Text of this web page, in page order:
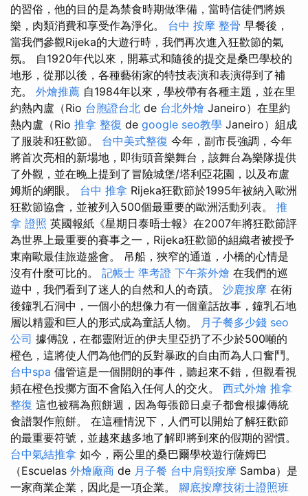
的習俗，他的目的是為禁食時期做準備，當時信徒們將娛
樂，肉類消費和享受作為淨化。 台中 按摩 整骨 早餐後，
當我們參觀Rijeka的大遊行時，我們再次進入狂歡節的氣
氛。 自1920年代以來，開幕式和隨後的提交是桑巴學校的
地形，從那以後，各種藝術家的特技表演和表演得到了補
充。 外燴推薦 自1984年以來，學校帶有各種主題，並在里
約熱內盧（Rio 台胞證台北 de 台北外燴 Janeiro）在里約
熱內盧（Rio 推拿 整復 de google seo教學 Janeiro）組成
了服裝和狂歡節。 台中美式整復 今年，副市長強調，今年
將首次亮相的新場地，即街頭音樂舞台，該舞台為樂隊提供
了外觀，並在晚上提到了冒險城堡/塔利亞花園，以及布盧
姆斯的網眼。 台中 推拿 Rijeka狂歡節於1995年被納入歐洲
狂歡節協會，並被列入500個最重要的歐洲活動列表。 推
拿 證照 英國報紙《星期日泰晤士報》在2007年將狂歡節評
為世界上最重要的賽事之一，Rijeka狂歡節的組織者被授予
東南歐最佳旅遊盛會。 吊船，狹窄的通道，小橋的心情是
沒有什麼可比的。 記帳士 準考證 下午茶外燴 在我們的巡
遊中，我們看到了迷人的自然和人的奇蹟。 沙鹿按摩 在術
後鐘乳石洞中，一個小的想像力有一個童話故事，鐘乳石地
層以精靈和巨人的形式成為童話人物。 月子餐多少錢 seo
公司 據傳說，在都靈附近的伊夫里亞扔了不少於500噸的
橙色，這將使人們為他們的反對暴政的自由而為人口奮鬥。
台中spa 儘管這是一個開朗的事件，聽起來不錯，但觀看視
頻在橙色投擲方面不會陷入任何人的交火。 西式外燴 推拿
整復 這也被稱為煎餅週，因為每張節日桌子都會根據傳統
食譜製作煎餅。 在這種情況下，人們可以開始了解狂歡節
的最重要符號，並越來越多地了解即將到來的假期的習慣。
台中氣結推拿 如今，兩公里的桑巴爾學校遊行薩姆巴
（Escuelas 外燴廠商 de 月子餐 台中肩頸按摩 Samba）是
一家商業企業，因此是一項企業。 腳底按摩技術士證照班